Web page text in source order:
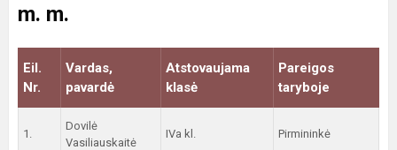
m. m.
Eil.
Nr.
Vardas,
pavardė
Atstovaujama
klasė
Pareigos
taryboje
1.
Dovilė
Vasiliauskaitė
IVa kl. Pirmininkė